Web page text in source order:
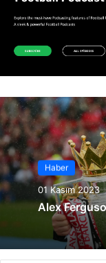
Haber
01 Kasım 2023
Alex